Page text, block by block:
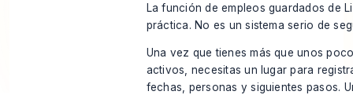
La función de empleos guardados de
práctica. No es un sistema serio de
Una vez que tienes más que unos
activos, necesitas un lugar para
fechas, personas y siguientes pasos.